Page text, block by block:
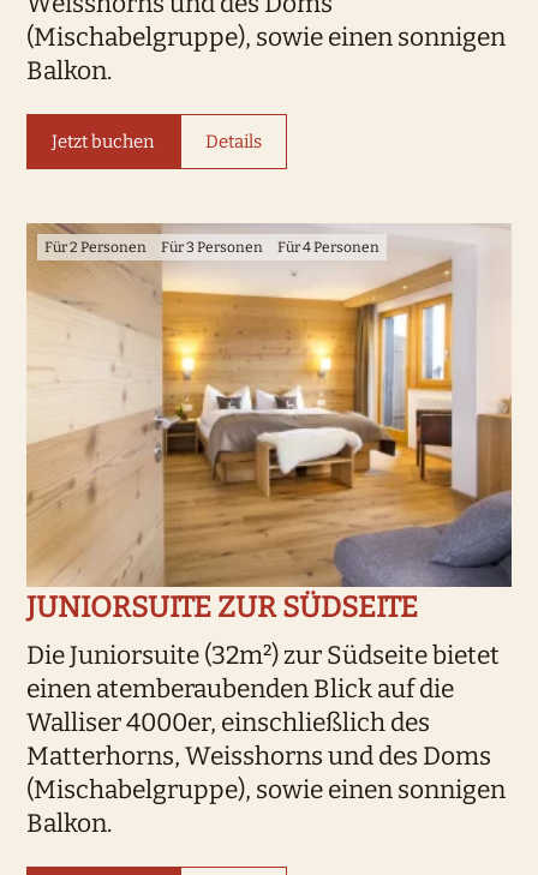
(Mischabelgruppe), sowie einen sonnigen
Balkon.
Jetzt buchen Details
Für 2 Personen Für 3 Personen Für 4 Personen
JUNIORSUITE ZUR SÜDSEITE
Die Juniorsuite (32m²) zur Südseite bietet
einen atemberaubenden Blick auf die
Walliser 4000er, einschließlich des
Matterhorns, Weisshorns und des Doms
(Mischabelgruppe), sowie einen sonnigen
Balkon.